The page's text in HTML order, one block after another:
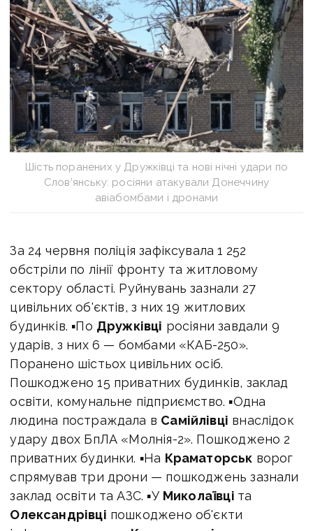
Шість поранених у Дружківці та нові нічні удари по
Слов’янську: росіяни атакували Донеччину
авіабомбами і дронами
За 24 червня поліція зафіксувала 1 252
обстріли по лінії фронту та житловому
сектору області. Руйнувань зазнали 27
цивільних об'єктів, з них 19 житлових
будинків. ▪По Дружківці росіяни завдали 9
ударів, з них 6 — бомбами «КАБ-250».
Поранено шістьох цивільних осіб.
Пошкоджено 15 приватних будинків, заклад
освіти, комунальне підприємство. ▪Одна
людина постраждала в Самійлівці внаслідок
удару двох БпЛА «Молнія-2». Пошкоджено 2
приватних будинки. ▪На Краматорськ ворог
спрямував три дрони — пошкоджень зазнали
заклад освіти та АЗС. ▪У Миколаївці та
Олександрівці пошкоджено об'єкти